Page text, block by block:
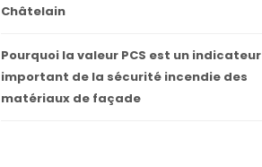
Châtelain
Pourquoi la valeur PCS est un indicateur
important de la sécurité incendie des
matériaux de façade